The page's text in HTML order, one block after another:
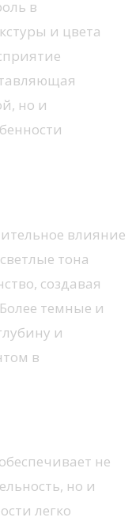
в
и цвета
но и
влияние
тона
создавая
темные и
и
в
не
но и
легко